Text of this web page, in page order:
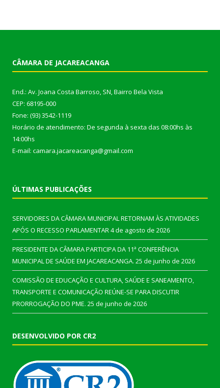
CÂMARA DE JACAREACANGA
End.: Av. Joana Costa Barroso, SN, Bairro Bela Vista
CEP: 68195-000
Fone: (93) 3542-1119
Horário de atendimento: De segunda à sexta das 08:00hs às
14:00hs
E-mail: camara.jacareacanga@gmail.com
ÚLTIMAS PUBLICAÇÕES
SERVIDORES DA CÂMARA MUNICIPAL RETORNAM ÀS ATIVIDADES
APÓS O RECESSO PARLAMENTAR4 de agosto de 2026
PRESIDENTE DA CÂMARA PARTICIPA DA 11ª CONFERÊNCIA
MUNICIPAL DE SAÚDE EM JACAREACANGA. 25 de junho de 2026
COMISSÃO DE EDUCAÇÃO E CULTURA, SAÚDE E SANEAMENTO,
TRANSPORTE E COMUNICAÇÃO REÚNE-SE PARA DISCUTIR
PRORROGAÇÃO DO PME. 25 de junho de 2026
DESENVOLVIDO POR CR2